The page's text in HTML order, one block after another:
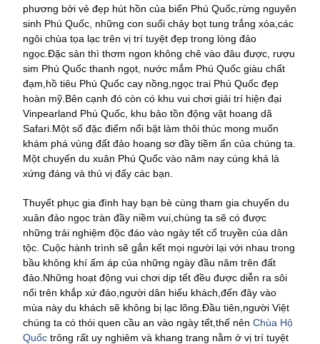
phương bởi vẻ đẹp hút hồn của biển Phú Quốc,rừng nguyên
sinh Phú Quốc, những con suối chảy bọt tung trắng xóa,các
ngôi chùa tọa lạc trên vị trí tuyệt đẹp trong lòng đảo
ngọc.Đặc sản thì thơm ngon không chê vào đâu được, rượu
sim Phú Quốc thanh ngọt, nước mắm Phú Quốc giàu chất
đạm,hồ tiêu Phú Quốc cay nồng,ngọc trai Phú Quốc đẹp
hoàn mỹ.Bên cạnh đó còn có khu vui chơi giải trí hiện đại
Vinpearland Phú Quốc, khu bảo tồn động vật hoang dã
Safari.Một số đặc điểm nổi bật làm thôi thúc mong muốn
khám phá vùng đất đảo hoang sơ đầy tiềm ẩn của chúng ta.
Một chuyến du xuân Phú Quốc vào năm nay cúng khá là
xứng đáng và thú vị đấy các bạn.
Thuyết phục gia đình hay bạn bè cùng tham gia chuyến du
xuân đảo ngọc tràn đầy niềm vui,chúng ta sẽ có được
những trải nghiệm độc đáo vào ngày tết cổ truyền của dân
tộc. Cuộc hành trình sẽ gắn kết mọi người lại với nhau trong
bầu không khí ấm áp của những ngày đầu năm trên đất
đảo.Những hoạt động vui chơi dịp tết đều được diễn ra sôi
nổi trên khắp xứ đảo,người dân hiếu khách,đến đây vào
mùa này du khách sẽ không bị lạc lõng.Đầu tiên,người Việt
chúng ta có thói quen cầu an vào ngày tết,thế nên Chùa Hộ
Quốc trông rất uy nghiêm và khang trang nằm ở vị trí tuyệt